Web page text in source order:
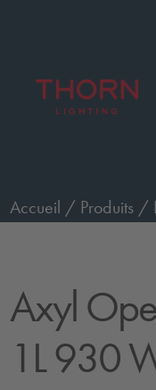
Accueil / Produits /
Axyl
1L 930